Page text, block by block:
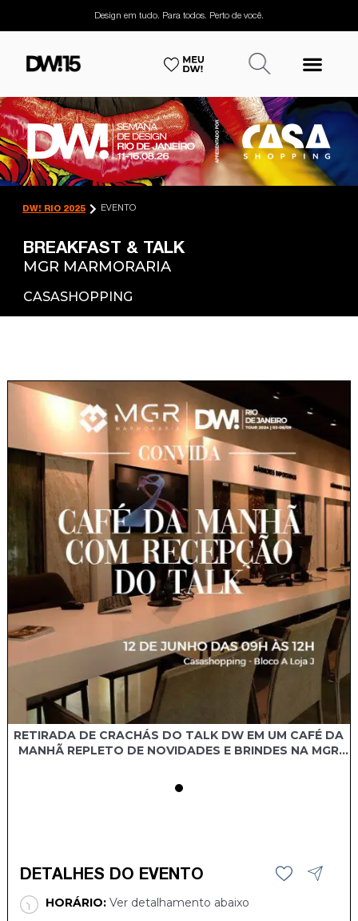
Design em tudo. Para todos. Perto de você.
DW! RIO 2025 EVENTO
BREAKFAST & TALK
MGR MARMORARIA
CASASHOPPING
RETIRADA DE CRACHÁS DO TALK DW EM UM CAFÉ DA
MANHÃ REPLETO DE NOVIDADES E BRINDES NA MGR
DETALHES DO EVENTO
HORÁRIO:Ver detalhamento abaixo